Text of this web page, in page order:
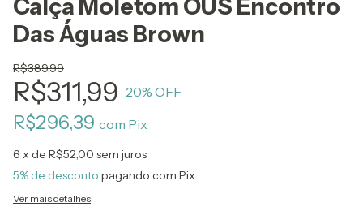
Calça Moletom ÖUS Encontro
Das Águas Brown
R$389,99
R$311,99 20% OFF
R$296,39 com Pix
6 x de R$52,00 sem juros
5% de desconto pagando com Pix
Ver mais detalhes